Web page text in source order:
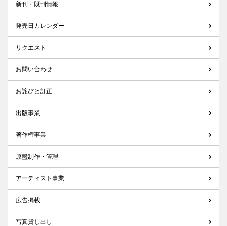
新刊・既刊情報
発売日カレンダー
リクエスト
お問い合わせ
お詫びと訂正
出版事業
著作権事業
原盤制作・管理
アーティスト事業
広告掲載
写真貸し出し